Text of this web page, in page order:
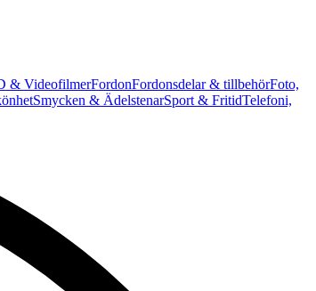
& VideofilmerFordonFordonsdelar & tillbehörFoto,
Smycken & ÄdelstenarSport & FritidTelefoni,